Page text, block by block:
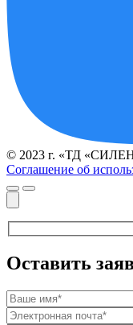
© 2023 г. «ТД
Соглашение об
Оставить